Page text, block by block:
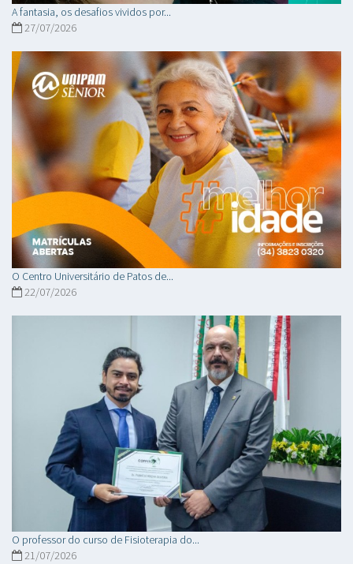
A fantasia, os desafios vividos por...
27/07/2026
O Centro Universitário de Patos de...
22/07/2026
O professor do curso de Fisioterapia do...
21/07/2026